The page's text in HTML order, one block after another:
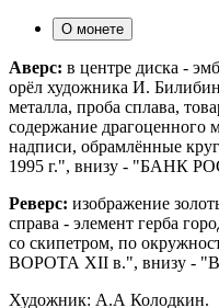
О монете
Аверс: в центре диска -
орёл художника И.
металла, проба сплава,
содержание драгоценного
надписи, обрамлённые
1995 г.", внизу - "БАНК
Реверс: изображение
справа - элемент герба
со скипетром, по
ВОРОТА XII в.", внизу -
Художник: А.А Колодкин.